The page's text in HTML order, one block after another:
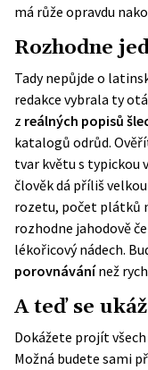
má růže opravdu
Rozhodne
Tady nepůjde o
redakce vybrala ty
z reálných popisů
katalogů odrůd.
tvar květu s typickou
člověk dá příliš
rozetu, počet plátků
rozhodne jahodově
lékořicový nádech.
porovnávánínež
A teď se
Dokážete projít
Možná budete sami